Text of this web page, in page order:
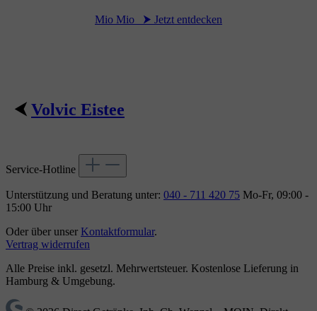
Mio Mio ⮞ Jetzt entdecken
⮜ Volvic Eistee
Service-Hotline
Unterstützung und Beratung unter: 040 - 711 420 75 Mo-Fr, 09:00 -
15:00 Uhr
Oder über unser Kontaktformular.
Vertrag widerrufen
Alle Preise inkl. gesetzl. Mehrwertsteuer. Kostenlose Lieferung in
Hamburg & Umgebung.